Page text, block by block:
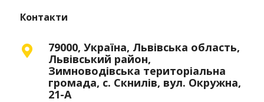
Контакти
79000, Україна, Львівська область,
Львівський район,
Зимноводівська територіальна
громада, с. Скнилів, вул. Окружна,
21-А